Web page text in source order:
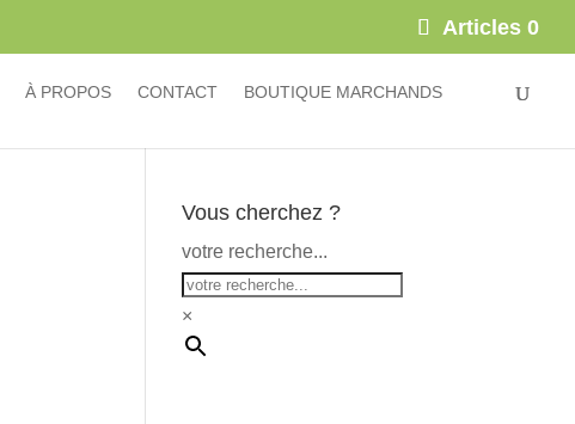
Articles 0
À PROPOS CONTACT BOUTIQUE MARCHANDS
Vous cherchez ?
votre recherche...
×